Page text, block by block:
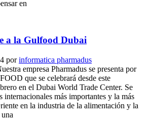
en
a la Gulfood Dubai
porinformatica pharmadus
empresa Pharmadus se presenta por
que se celebrará desde este
en el Dubai World Trade Center. Se
internacionales más importantes y la más
en la industria de la alimentación y la